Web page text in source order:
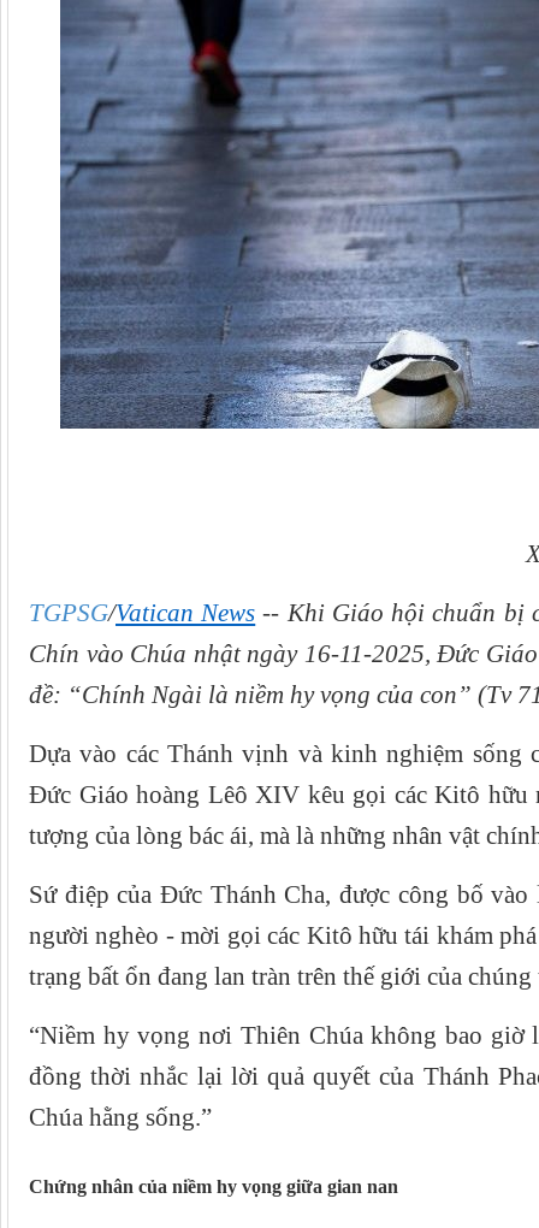
TGPSG/Vatican News -- Khi Giáo hội chuẩn bị
Chín vào Chúa nhật ngày 16-11-2025, Đức
đề: “Chính Ngài là niềm hy vọng của con” (Tv
Dựa vào các Thánh vịnh và kinh nghiệm sống
Đức Giáo hoàng Lêô XIV kêu gọi các Kitô hữu
tượng của lòng bác ái, mà là những nhân vật
Sứ điệp của Đức Thánh Cha, được công bố
người nghèo - mời gọi các Kitô hữu tái khám
trạng bất ổn đang lan tràn trên thế giới của chúng
“Niềm hy vọng nơi Thiên Chúa không bao
đồng thời nhắc lại lời quả quyết của Thánh
Chúa hằng sống.”
Chứng nhân của niềm hy vọng giữa gian nan